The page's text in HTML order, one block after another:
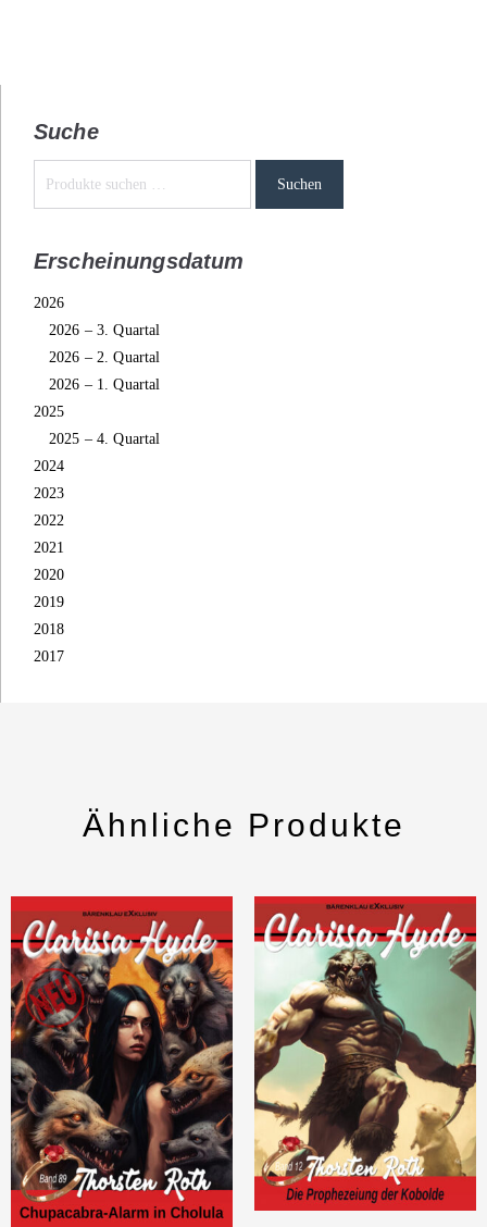
Suche
Suchen
Erscheinungsdatum
2026
2026 – 3. Quartal
2026 – 2. Quartal
2026 – 1. Quartal
2025
2025 – 4. Quartal
2024
2023
2022
2021
2020
2019
2018
2017
Ähnliche Produkte